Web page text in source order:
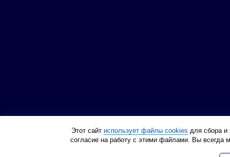
Этот сайт использует файлы cookies для сбора и
согласие на работу с этими файлами. Вы всегда